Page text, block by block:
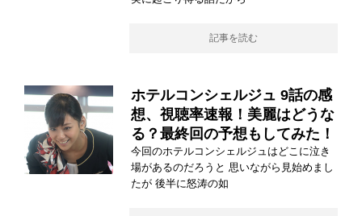
記事を読む
ホテルコンシェルジュ 9話の感
想、視聴率速報！美麗はどうな
る？最終回の予想もしてみた！
今回のホテルコンシェルジュはどこに泣き
場があるのだろうと 思いながら見始めまし
たが 後半に怒涛の如